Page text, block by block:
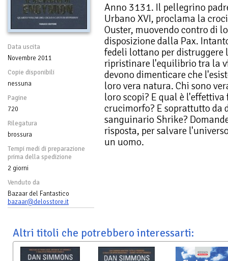
Data uscita
Novembre 2011
Copie disponibili
nessuna
Pagine
720
Rilegatura
brossura
Tempi medi di preparazione
prima della spedizione
2 giorni
Venduto da
Bazaar del Fantastico
bazaar@delosstore.it
Anno 3131. Il pellegrino
Urbano XVI, proclama la
Ouster, muovendo contro di
disposizione dalla Pax.
fedeli lottano per distruggere
ripristinare l'equilibrio tra la
devono dimenticare che
loro vera natura. Chi sono
loro scopi? E qual è
crucimorfo? E soprattutto da
sanguinario Shrike?
risposta, per salvare
un uomo.
Altri titoli che potrebbero interessarti: